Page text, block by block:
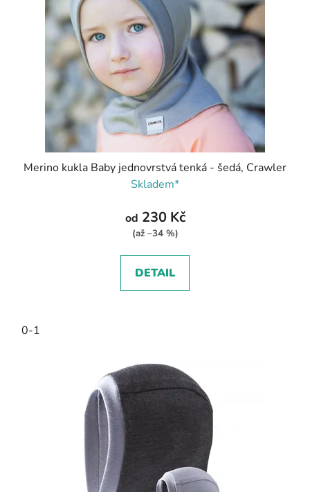
Merino kukla Baby jednovrstvá tenká - šedá, Crawler
Skladem*
od 230 Kč
(až –34 %)
DETAIL
0-1